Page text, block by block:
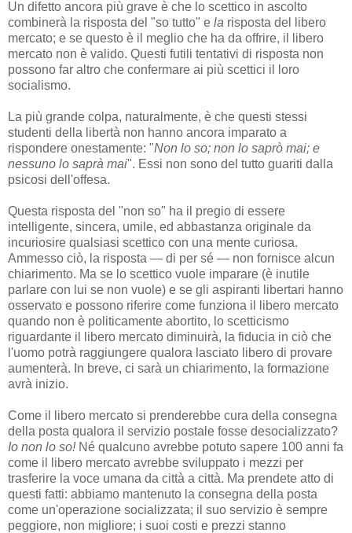
Un difetto ancora più grave è che lo scettico in ascolto
combinerà la risposta del "so tutto" e la risposta del libero
mercato; e se questo è il meglio che ha da offrire, il libero
mercato non è valido. Questi futili tentativi di risposta non
possono far altro che confermare ai più scettici il loro
socialismo.
La più grande colpa, naturalmente, è che questi stessi
studenti della libertà non hanno ancora imparato a
rispondere onestamente: "Non lo so; non lo saprò mai; e
nessuno lo saprà mai". Essi non sono del tutto guariti dalla
psicosi dell'offesa.
Questa risposta del "non so" ha il pregio di essere
intelligente, sincera, umile, ed abbastanza originale da
incuriosire qualsiasi scettico con una mente curiosa.
Ammesso ciò, la risposta — di per sé — non fornisce alcun
chiarimento. Ma se lo scettico vuole imparare (è inutile
parlare con lui se non vuole) e se gli aspiranti libertari hanno
osservato e possono riferire come funziona il libero mercato
quando non è politicamente abortito, lo scetticismo
riguardante il libero mercato diminuirà, la fiducia in ciò che
l'uomo potrà raggiungere qualora lasciato libero di provare
aumenterà. In breve, ci sarà un chiarimento, la formazione
avrà inizio.
Come il libero mercato si prenderebbe cura della consegna
della posta qualora il servizio postale fosse desocializzato?
Io non lo so!Né qualcuno avrebbe potuto sapere 100 anni fa
come il libero mercato avrebbe sviluppato i mezzi per
trasferire la voce umana da città a città. Ma prendete atto di
questi fatti: abbiamo mantenuto la consegna della posta
come un'operazione socializzata; il suo servizio è sempre
peggiore, non migliore; i suoi costi e prezzi stanno